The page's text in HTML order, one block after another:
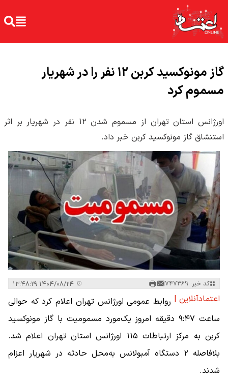
گاز مونوکسید کربن ۱۲ نفر را در شهریار
مسموم کرد
اورژانس استان تهران از مسموم شدن ۱۲ نفر در شهریار بر اثر
استنشاق گاز مونوکسید کربن خبر داد.
کد خبر: 747369
اعتمادآنلاین | روابط عمومی اورژانس تهران اعلام کرد که حوالی
ساعت ۹:۴۷ دقیقه امروز یک‌مورد مسمومیت با گاز مونوکسید
کربن به مرکز ارتباطات ۱۱۵ اورژانس استان تهران اعلام شد.
بلافاصله ۲ دستگاه آمبولانس به‌محل حادثه در شهریار اعزام
شدند.